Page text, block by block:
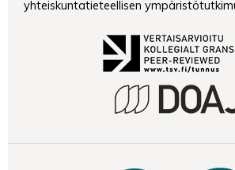
yhteiskuntatieteellisen